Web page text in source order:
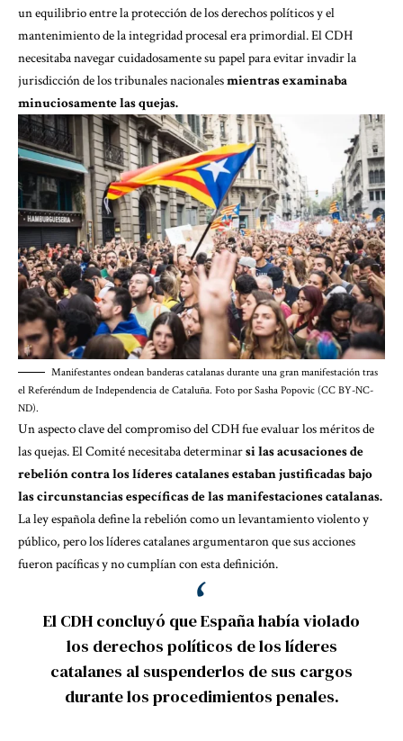
un equilibrio entre la protección de los derechos políticos y el
mantenimiento de la integridad procesal era primordial. El CDH
necesitaba navegar cuidadosamente su papel para evitar invadir la
jurisdicción de los tribunales nacionalesmientras examinaba
minuciosamente las quejas.
Manifestantes ondean banderas catalanas durante una gran manifestación tras
el Referéndum de Independencia de Cataluña. Foto por Sasha Popovic (CC BY-NC-
ND).
Un aspecto clave del compromiso del CDH fue evaluar los méritos de
las quejas. El Comité necesitaba determinarsi las acusaciones de
rebelión contra los líderes catalanes estaban justificadas bajo
las circunstancias específicas de las manifestaciones catalanas.
La ley española define la rebelión como un levantamiento violento y
público, pero los líderes catalanes argumentaron que sus acciones
fueron pacíficas y no cumplían con esta definición.
El CDH concluyó que España había violado
los derechos políticos de los líderes
catalanes al suspenderlos de sus cargos
durante los procedimientos penales.